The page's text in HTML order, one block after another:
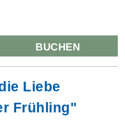
BUCHEN
Liebe
Frühling"